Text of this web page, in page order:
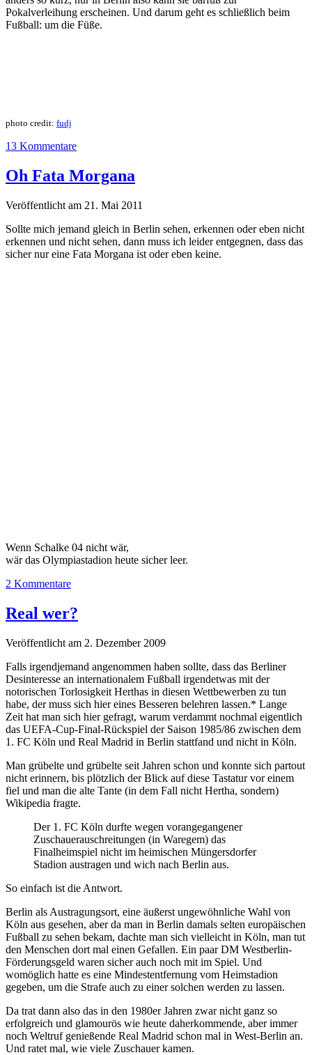
Pokalverleihung erscheinen. Und darum geht es schließlich beim
Fußball: um die Füße.
photo credit: fudj
13 Kommentare
Oh Fata Morgana
Veröffentlicht am 21. Mai 2011
Sollte mich jemand gleich in Berlin sehen, erkennen oder eben nicht
erkennen und nicht sehen, dann muss ich leider entgegnen, dass das
sicher nur eine Fata Morgana ist oder eben keine.
Wenn Schalke 04 nicht wär,
wär das Olympiastadion heute sicher leer.
2 Kommentare
Real wer?
Veröffentlicht am 2. Dezember 2009
Falls irgendjemand angenommen haben sollte, dass das Berliner
Desinteresse an internationalem Fußball irgendetwas mit der
notorischen Torlosigkeit Herthas in diesen Wettbewerben zu tun
habe, der muss sich hier eines Besseren belehren lassen.* Lange
Zeit hat man sich hier gefragt, warum verdammt nochmal eigentlich
das UEFA-Cup-Final-Rückspiel der Saison 1985/86 zwischen dem
1. FC Köln und Real Madrid in Berlin stattfand und nicht in Köln.
Man grübelte und grübelte seit Jahren schon und konnte sich partout
nicht erinnern, bis plötzlich der Blick auf diese Tastatur vor einem
fiel und man die alte Tante (in dem Fall nicht Hertha, sondern)
Wikipedia fragte.
Der 1. FC Köln durfte wegen vorangegangener
Zuschauerauschreitungen (in Waregem) das
Finalheimspiel nicht im heimischen Müngersdorfer
Stadion austragen und wich nach Berlin aus.
So einfach ist die Antwort.
Berlin als Austragungsort, eine äußerst ungewöhnliche Wahl von
Köln aus gesehen, aber da man in Berlin damals selten europäischen
Fußball zu sehen bekam, dachte man sich vielleicht in Köln, man tut
den Menschen dort mal einen Gefallen. Ein paar DM Westberlin-
Förderungsgeld waren sicher auch noch mit im Spiel. Und
womöglich hatte es eine Mindestentfernung vom Heimstadion
gegeben, um die Strafe auch zu einer solchen werden zu lassen.
Da trat dann also das in den 1980er Jahren zwar nicht ganz so
erfolgreich und glamourös wie heute daherkommende, aber immer
noch Weltruf genießende Real Madrid schon mal in West-Berlin an.
Und ratet mal, wie viele Zuschauer kamen.